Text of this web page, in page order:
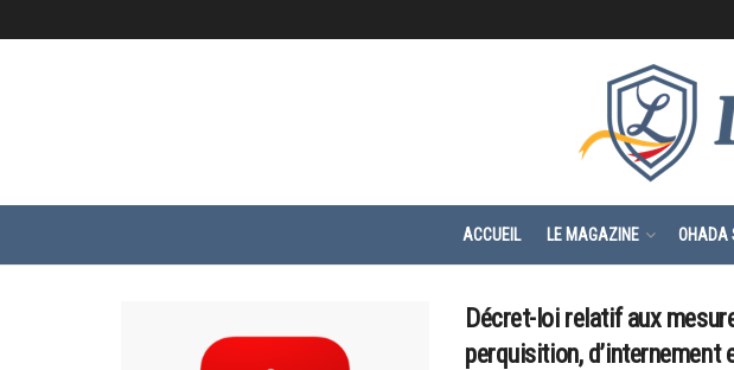
ACCUEIL LE MAGAZINE OHADA
Décret-loi relatif aux
perquisition,